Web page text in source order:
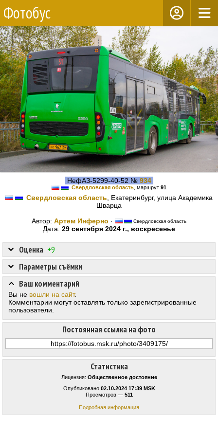
Фотобус
НефАЗ-5299-40-52 № 934
Свердловская область , маршрут 91
Свердловская область , Екатеринбург, улица Академика
Шварца
Автор: Артем Инферно · Свердловская область
Дата: 29 сентября 2024 г., воскресенье
Статистика
Лицензия: Общественное достояние
Опубликовано 02.10.2024 17:39 MSK
Просмотров — 511
Подробная информация
Оценка +9
Постоянная ссылка на фото
Параметры съёмки
Ваш комментарий
Вы не вошли на сайт.
Комментарии могут оставлять только зарегистрированные
пользователи.